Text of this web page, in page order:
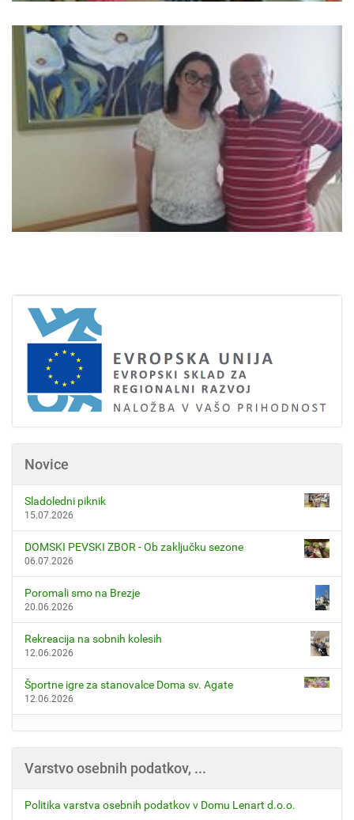
Novice
Sladoledni piknik
15.07.2026
DOMSKI PEVSKI ZBOR - Ob zaključku sezone
06.07.2026
Poromali smo na Brezje
20.06.2026
Rekreacija na sobnih kolesih
12.06.2026
Športne igre za stanovalce Doma sv. Agate
12.06.2026
Varstvo osebnih podatkov, ...
Politika varstva osebnih podatkov v Domu Lenart d.o.o.